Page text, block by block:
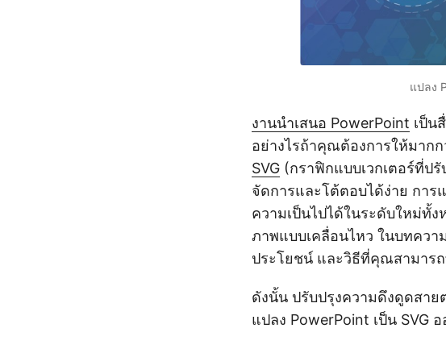
แปลง
งานนำเสนอ PowerPoint เป็น
อย่างไรถ้าคุณต้องการให้มาก
SVG (กราฟิกแบบเวกเตอร์ที่ป
จัดการและโต้ตอบได้ง่าย การ
ความเป็นไปได้ในระดับใหม่ทั้
ภาพแบบเคลื่อนไหว ในบทควา
ประโยชน์ และวิธีที่คุณสามารถ
ดังนั้น ปรับปรุงความดึงดูดสาย
แปลง PowerPoint เป็น SVG